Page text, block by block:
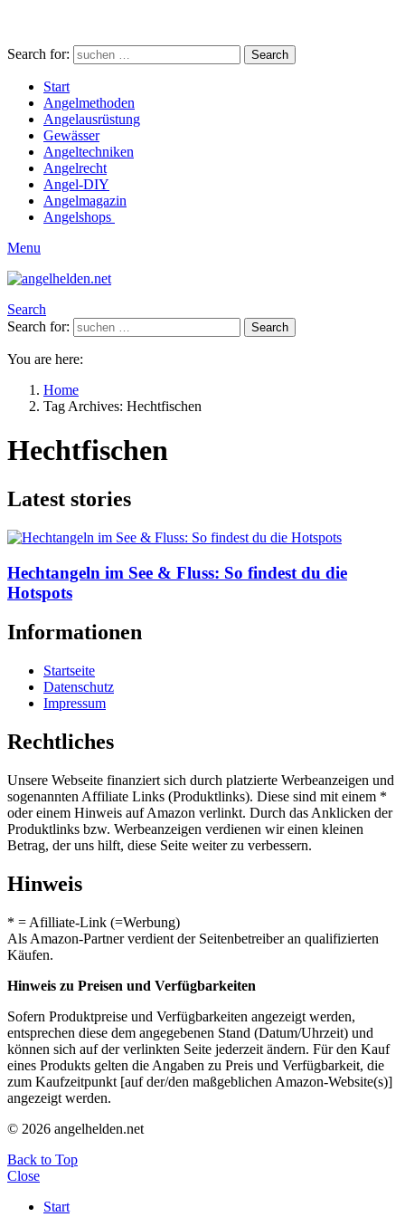
Search for: Search
Start
Angelmethoden
Angelausrüstung
Gewässer
Angeltechniken
Angelrecht
Angel-DIY
Angelmagazin
Angelshops
Menu
Search
Search for:
Search
You are here:
Home
Tag Archives: Hechtfischen
Hechtfischen
Latest stories
Hechtangeln im See & Fluss: So findest du die
Hotspots
Informationen
Startseite
Datenschutz
Impressum
Rechtliches
Unsere Webseite finanziert sich durch platzierte Werbeanzeigen und
sogenannten Affiliate Links (Produktlinks). Diese sind mit einem *
oder einem Hinweis auf Amazon verlinkt. Durch das Anklicken der
Produktlinks bzw. Werbeanzeigen verdienen wir einen kleinen
Betrag, der uns hilft, diese Seite weiter zu verbessern.
Hinweis
* = Afilliate-Link (=Werbung)
Als Amazon-Partner verdient der Seitenbetreiber an qualifizierten
Käufen.
Hinweis zu Preisen und Verfügbarkeiten
Sofern Produktpreise und Verfügbarkeiten angezeigt werden,
entsprechen diese dem angegebenen Stand (Datum/Uhrzeit) und
können sich auf der verlinkten Seite jederzeit ändern. Für den Kauf
eines Produkts gelten die Angaben zu Preis und Verfügbarkeit, die
zum Kaufzeitpunkt [auf der/den maßgeblichen Amazon-Website(s)]
angezeigt werden.
© 2026 angelhelden.net
Back to Top
Close
Start